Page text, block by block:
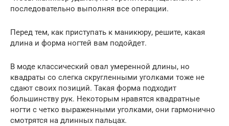
последовательно выполняя все операции.
Перед тем, как приступать к маникюру, решите, какая
длина и форма ногтей вам подойдет.
В моде классический овал умеренной длины, но
квадраты со слегка скругленными уголками тоже не
сдают своих позиций. Такая форма подходит
большинству рук. Некоторым нравятся квадратные
ногти с четко выраженными уголками, они гармонично
смотрятся на длинных пальцах.